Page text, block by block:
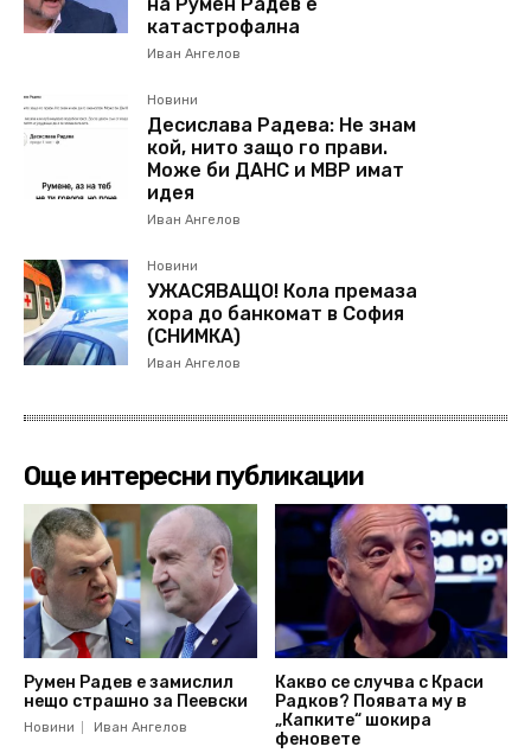
на Румен Радев е
катастрофална
Иван Ангелов
Новини
Десислава Радева: Не знам
кой, нито защо го прави.
Може би ДАНС и МВР имат
идея
Иван Ангелов
Новини
УЖАСЯВАЩО! Кола премаза
хора до банкомат в София
(СНИМКА)
Иван Ангелов
Още интересни публикации
Румен Радев е замислил
нещо страшно за Пеевски
Новини Иван Ангелов
Какво се случва с Краси
Радков? Появата му в
„Капките“ шокира
феновете